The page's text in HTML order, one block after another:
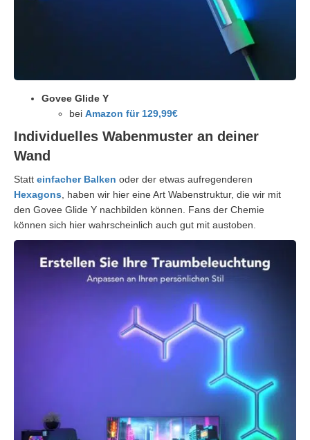
Govee Glide Y
bei Amazon für 129,99€
Individuelles Wabenmuster an deiner
Wand
Statt einfacher Balken oder der etwas aufregenderen
Hexagons , haben wir hier eine Art Wabenstruktur, die wir mit
den Govee Glide Y nachbilden können. Fans der Chemie
können sich hier wahrscheinlich auch gut mit austoben.